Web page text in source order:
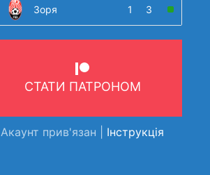
Зоря 1 3
СТАТИ ПАТРОНОМ
Акаунт прив'язан | Інструкція